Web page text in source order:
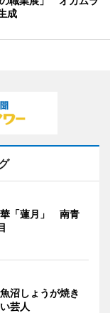
成
華「蓮月」 南青
沼しょうが焼き
芸人